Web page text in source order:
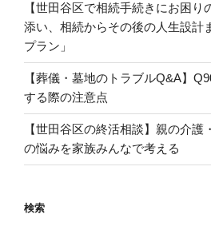
【世田谷区で相続手続きにお困り
添い、相続からその後の人生設計
プラン」
【葬儀・墓地のトラブルQ&A】
する際の注意点
【世田谷区の終活相談】親の介
の悩みを家族みんなで考える
検索